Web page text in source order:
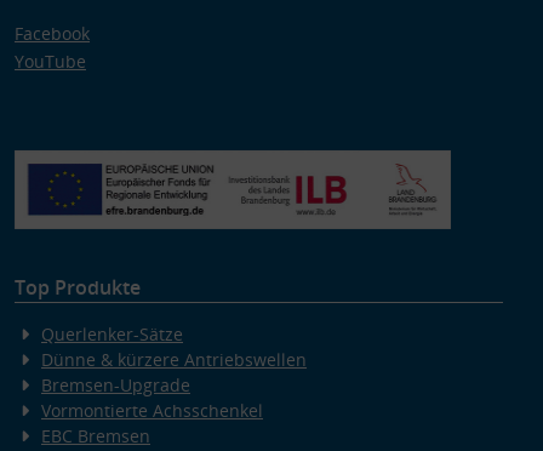
Facebook
YouTube
Top Produkte
Querlenker-Sätze
Dünne & kürzere Antriebswellen
Bremsen-Upgrade
Vormontierte Achsschenkel
EBC Bremsen